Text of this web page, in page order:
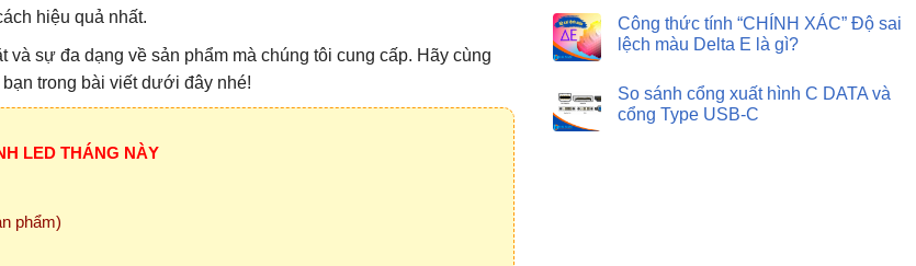
hiệu quả nhất.
sự đa dạng về sản phẩm mà chúng tôi cung cấp. Hãy cùng
trong bài viết dưới đây nhé!
LED THÁNG NÀY
phẩm)
Công thức tính “CHÍNH XÁC” Độ sai
lệch màu Delta E là gì?
So sánh cổng xuất hình C DATA và
cổng Type USB-C